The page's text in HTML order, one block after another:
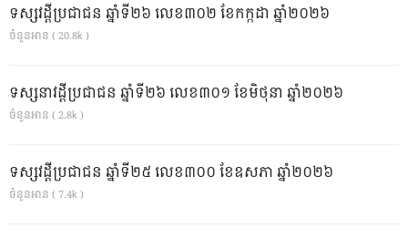
ទស្សវដ្តីប្រជាជន ឆ្នាំទី២៦ លេខ៣០២ ខែកក្កដា ឆ្នាំ២០២៦
ចំនួនអាន ( 20.8k )
ទស្សនាវដ្ដីប្រជាជន ឆ្នាំទី២៦ លេខ៣០១ ខែមិថុនា ឆ្នាំ២០២៦
ចំនួនអាន ( 2.8k )
ទស្សវដ្តីប្រជាជន ឆ្នាំទី២៥ លេខ៣០០ ខែឧសភា ឆ្នាំ២០២៦
ចំនួនអាន ( 7.4k )